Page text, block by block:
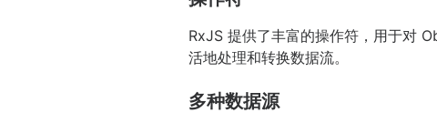
RxJS 提供了丰富的操作符，用于对
活地处理和转换数据流。
多种数据源